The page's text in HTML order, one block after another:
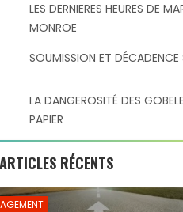
LES DERNIERES HEURES DE
MONROE
SOUMISSION ET DÉCADENCE
LA DANGEROSITÉ DES
PAPIER
ARTICLES RÉCENTS